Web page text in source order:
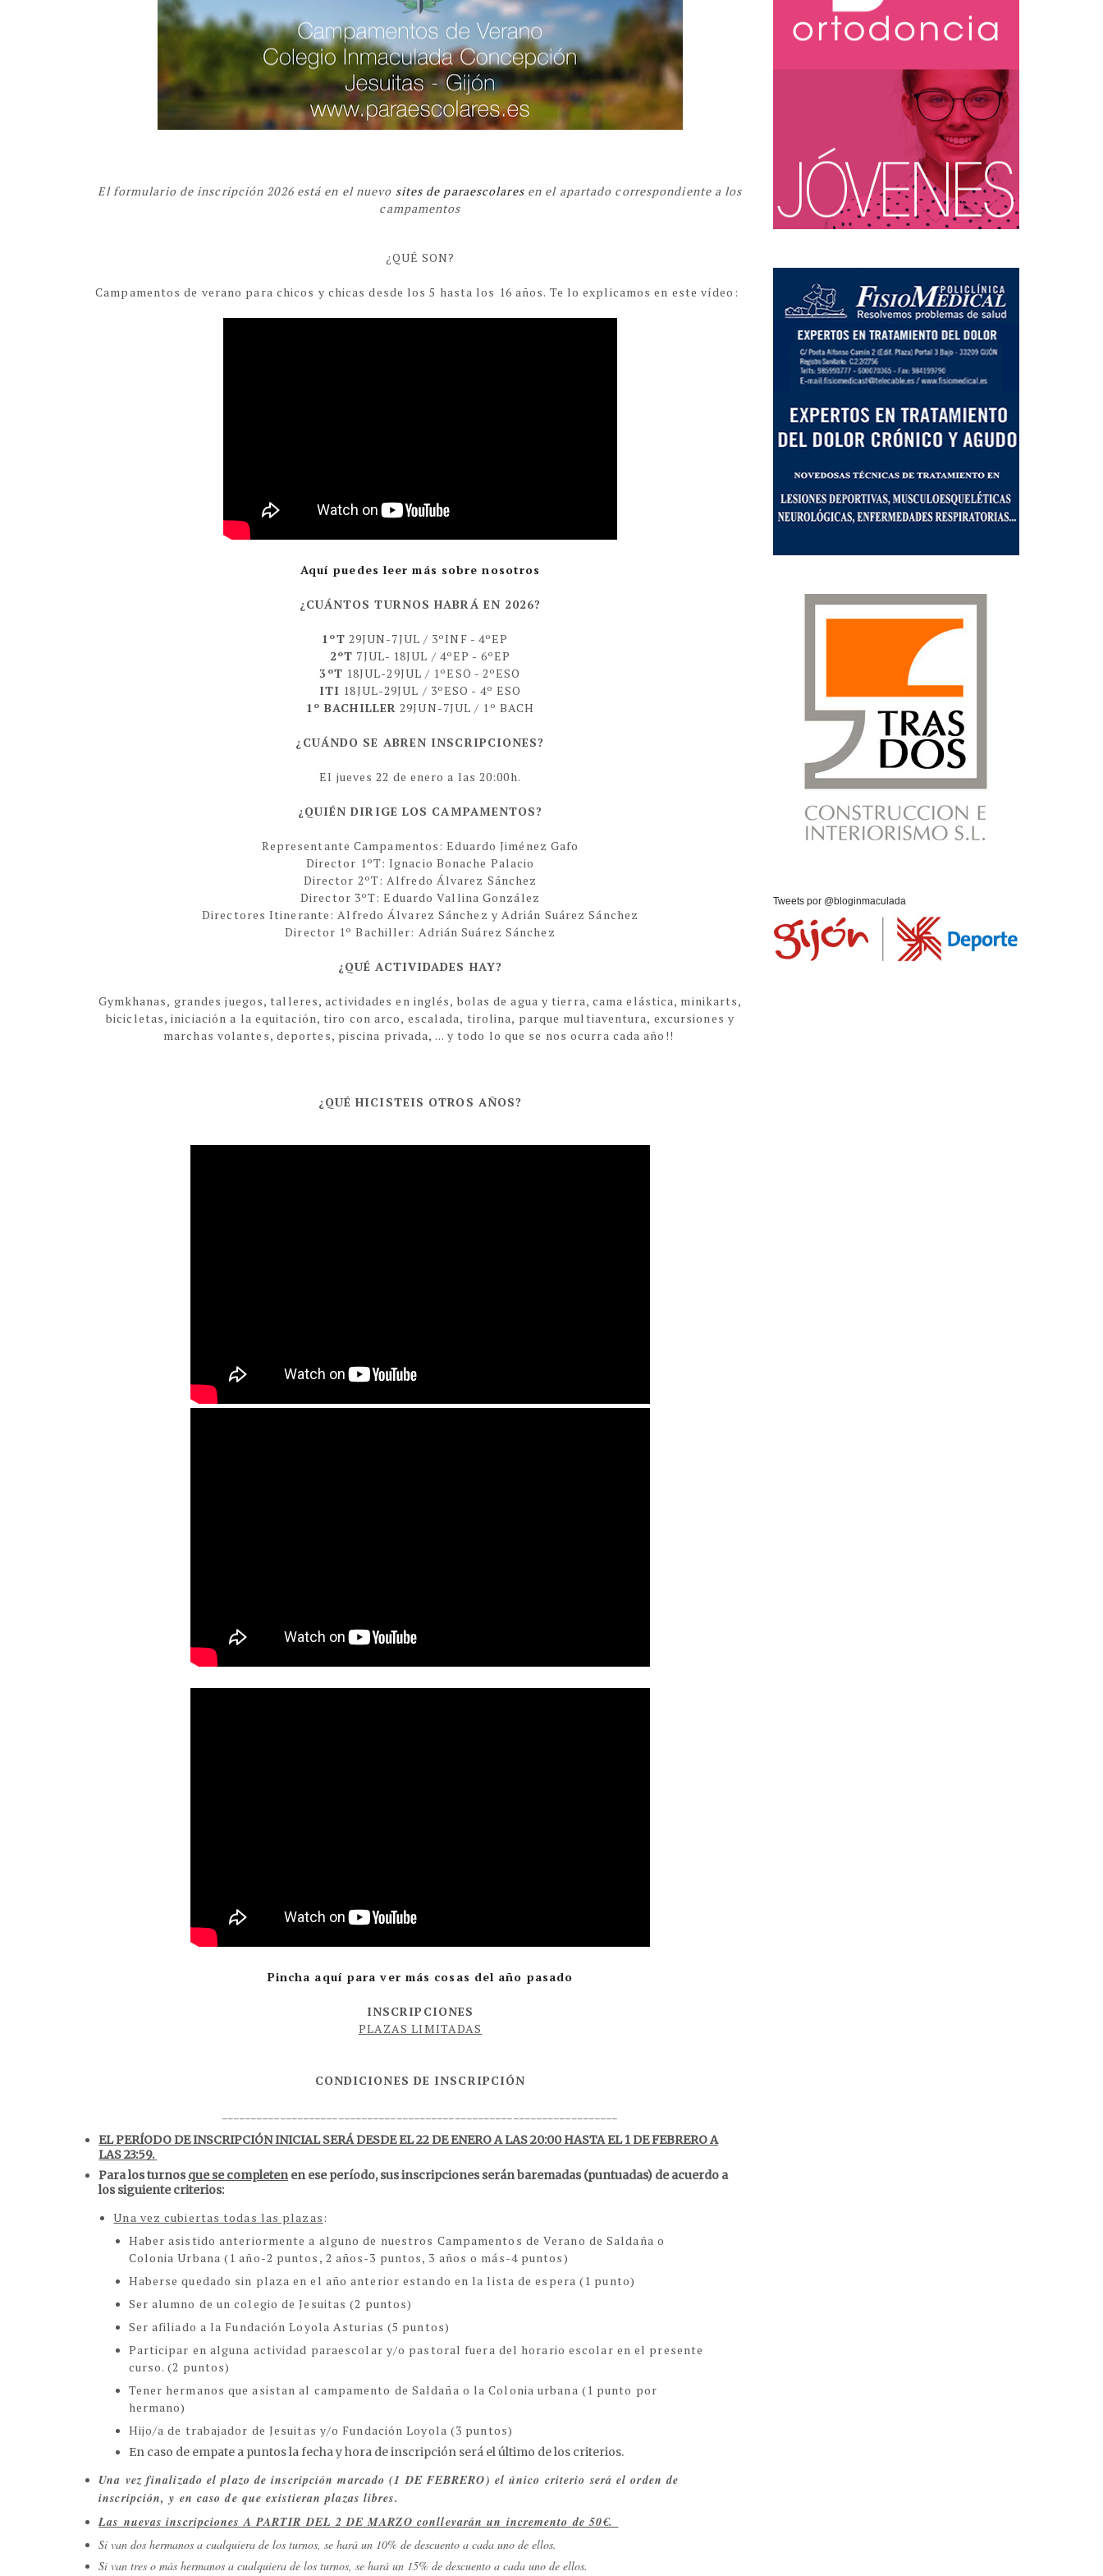
El formulario de inscripción 2026 está en el nuevo sites de paraescolaresen el apartado correspondiente a los
campamentos
¿QUÉ SON?
Campamentos de verano para chicos y chicas desde los 5 hasta los 16 años. Te lo explicamos en este vídeo:
Aquí puedes leer más sobre nosotros
¿CUÁNTOS TURNOS HABRÁ EN 2026?
1ºT 29JUN-7JUL / 3ºINF - 4ºEP
2ºT 7JUL- 18JUL / 4ºEP - 6ºEP
3ºT 18JUL-29JUL / 1ºESO - 2ºESO
ITI 18JUL-29JUL / 3ºESO - 4º ESO
1º BACHILLER 29JUN-7JUL / 1º BACH
¿CUÁNDO SE ABREN INSCRIPCIONES?
El jueves 22 de enero a las 20:00h.
¿QUIÉN DIRIGE LOS CAMPAMENTOS?
Representante Campamentos: Eduardo Jiménez Gafo
Director 1ºT: Ignacio Bonache Palacio
Director 2ºT: Alfredo Álvarez Sánchez
Director 3ºT: Eduardo Vallina González
Directores Itinerante: Alfredo Álvarez Sánchez y Adrián Suárez Sánchez
Director 1º Bachiller: Adrián Suárez Sánchez
¿QUÉ ACTIVIDADES HAY?
Gymkhanas, grandes juegos, talleres, actividades en inglés, bolas de agua y tierra, cama elástica, minikarts,
bicicletas, iniciación a la equitación, tiro con arco, escalada, tirolina, parque multiaventura, excursiones y
marchas volantes, deportes, piscina privada, ... y todo lo que se nos ocurra cada año!!
¿QUÉ HICISTEIS OTROS AÑOS?
Pincha aquí para ver más cosas del año pasado
INSCRIPCIONES
PLAZAS LIMITADAS
CONDICIONES DE INSCRIPCIÓN
EL PERÍODO DE INSCRIPCIÓN INICIAL SERÁ DESDE EL 22 DE ENERO A LAS 20:00 HASTA EL 1 DE FEBRERO A
LAS 23:59.
Para los turnosque se completenen ese período, sus inscripciones serán baremadas (puntuadas) de acuerdo a
los siguiente criterios:
Una vez cubiertas todas las plazas:
Haber asistido anteriormente a alguno de nuestros Campamentos de Verano de Saldaña o
Colonia Urbana (1 año-2 puntos, 2 años-3 puntos, 3 años o más-4 puntos)
Haberse quedado sin plaza en el año anterior estando en la lista de espera (1 punto)
Ser alumno de un colegio de Jesuitas (2 puntos)
Ser afiliado a la Fundación Loyola Asturias (5 puntos)
Participar en alguna actividad paraescolar y/o pastoral fuera del horario escolar en el presente
curso. (2 puntos)
Tener hermanos que asistan al campamento de Saldaña o la Colonia urbana (1 punto por
hermano)
Hijo/a de trabajador de Jesuitas y/o Fundación Loyola (3 puntos)
En caso de empate a puntos la fecha y hora de inscripción será el último de los criterios.
Una vez finalizado el plazo de inscripción marcado (1 DE FEBRERO) el único criterio será el orden de
inscripción, y en caso de que existieran plazas libres.
Las nuevas inscripciones A PARTIR DEL 2 DE MARZO conllevarán un incremento de 50€.
Si van dos hermanos a cualquiera de los turnos, se hará un 10% de descuento a cada uno de ellos.
Si van tres o más hermanos a cualquiera de los turnos, se hará un 15% de descuento a cada uno de ellos.
Tweets por @bloginmaculada